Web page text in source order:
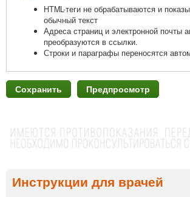
HTML-теги не обрабатываются и
обычный текст
Адреса страниц и электронной почты
преобразуются в ссылки.
Строки и параграфы переносятся
Инструкции для врачей